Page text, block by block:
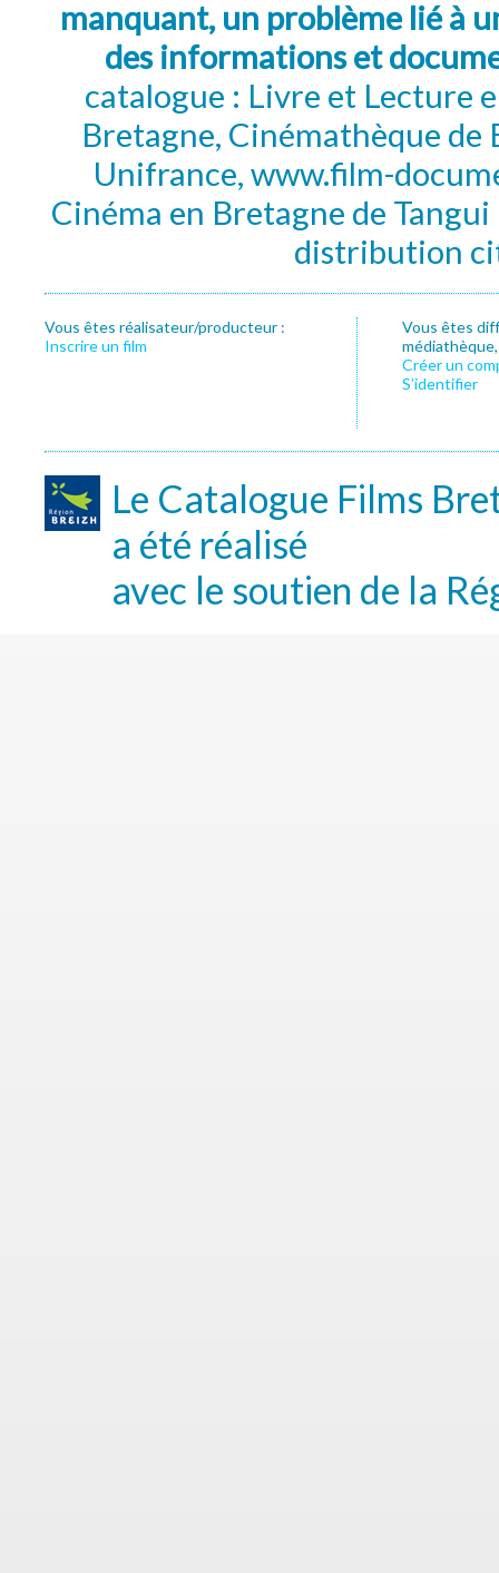
manquant, un problème lié à
des informations et
catalogue : Livre et Lecture
Bretagne, Cinémathèque de
Unifrance, www.film-
Cinéma en Bretagne de
distribution
Vous êtes réalisateur/producteur :
Inscrire un film
Vous êtes
Créer un
S’identifier
Le Catalogue Films
a été réalisé
avec le soutien de la